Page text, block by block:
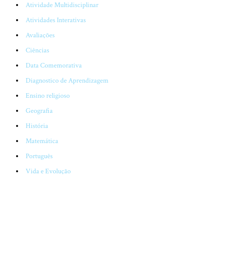
Atividade Multidisciplinar
Atividades Interativas
Avaliações
Ciências
Data Comemorativa
Diagnostico de Aprendizagem
Ensino religioso
Geografia
História
Matemática
Português
Vida e Evolução